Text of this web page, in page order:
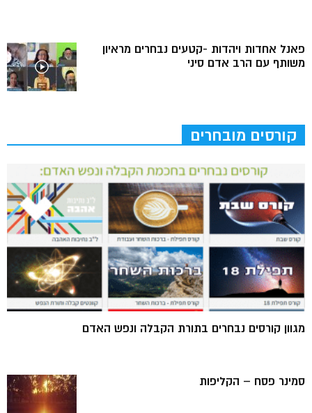
פאנל אחדות ויהדות -קטעים נבחרים מראיון
משותף עם הרב אדם סיני
קורסים מובחרים
מגוון קורסים נבחרים בתורת הקבלה ונפש האדם
סמינר פסח – הקליפות